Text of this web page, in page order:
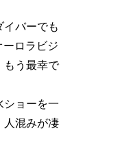
イバーでも
ーロラビジ
もう最幸で
ショーを一
人混みが凄